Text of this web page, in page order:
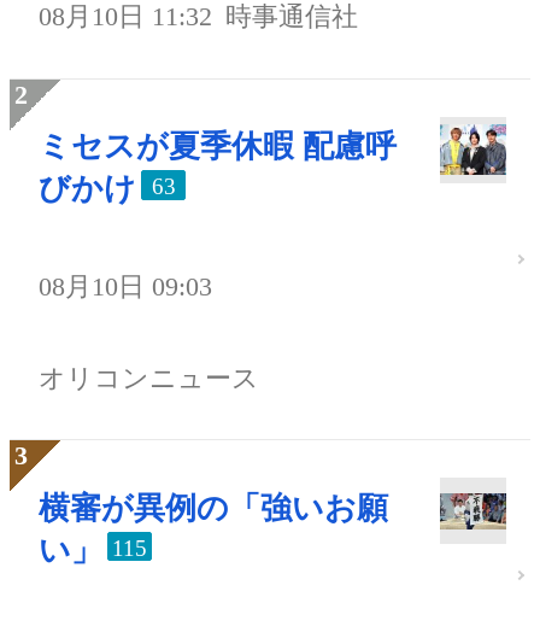
08月10日 11:32 時事通信社
ミセスが夏季休暇 配慮呼
びかけ
63
08月10日 09:03
オリコンニュース
横審が異例の「強いお願
い」
115